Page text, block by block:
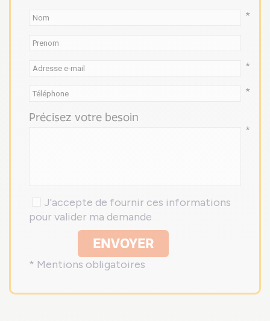
*
*
*
Précisez votre besoin
*
J'accepte de fournir ces informations
pour valider ma demande
ENVOYER
* Mentions obligatoires